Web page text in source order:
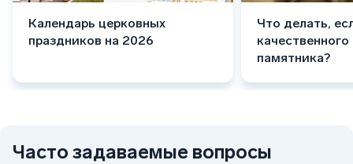
Календарь церковных
праздников на 2026
Что делать,
памятника?
Часто задаваемые вопросы